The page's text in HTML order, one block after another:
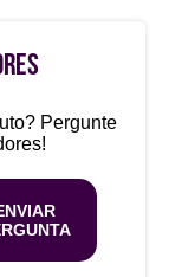
Pergunte